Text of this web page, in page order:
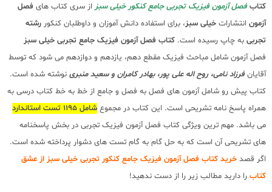
کتابفصل آزمون فیزیک تجربی جامع کنکور خیلی سبزاز سری کتاب های فصل
آزمون انتشارات خیلی سبز، برای استفاده دانش آموزان و داوطلبان کنکور رشته
تجربی به چاپ رسیده است. کتاب فصل آزمون فیزیک جامع تجربی خیلی سبز
فصل آزمون شامل مباحث فیزیک مقطع دهم، یازدهم و دوازدهم می شود که توسط
آقایانفرزاد نامی، روح اله علی پور، بهادر کامران و سعید منبری نوشته شده است.
کتاب پیش رو شامل آزمون های فصل به فصل و جامع از خط به خط کتاب درسی به
همراه پاسخ نامه تشریحی است. این کتاب در مجموع شامل 1195 تست استاندارد
می باشد. مهم ترین ویژگی کتاب فصل آزمون فیزیک تجربی در بخش پاسخنامه
های تشریحی آن است که به حل گام به گام تست های دشوار پرداخته شده است.
اگر قصد خرید کتاب فصل آزمون فیزیک جامع کنکور تجربی خیلی سبز از عشق
کتاب را دارید مطالب زیر را از دست ندهید!